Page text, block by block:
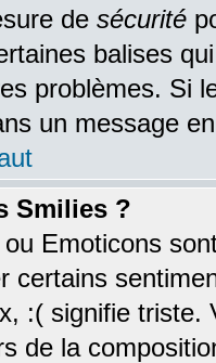
de sécurité
balises
problèmes. Si
un message
Smilies ?
Emoticons
certains
:( signifie triste.
de la